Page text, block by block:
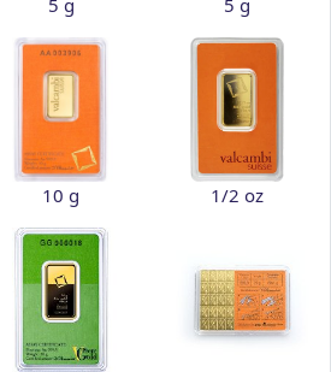
5 g 5 g
10 g 1/2 oz